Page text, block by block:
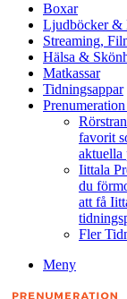
Boxar
Ljudböcker &
Streaming,
Hälsa &
Matkassar
Tidningsappar
favorit
aktuella
Iittala
du
att få
Fler
Meny